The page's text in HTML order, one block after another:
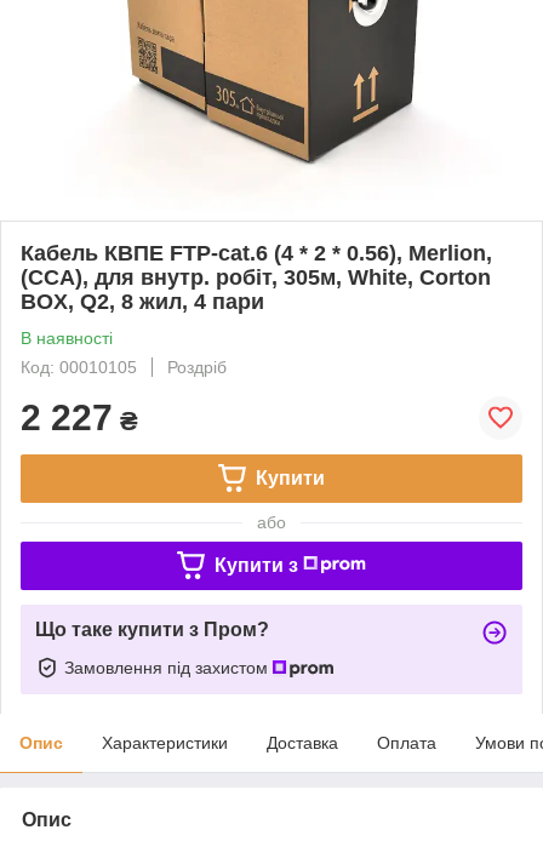
Кабель КВПЕ FTP-cat.6 (4 * 2 * 0.56), Merlion,
(CCA), для внутр. робіт, 305м, White, Corton
BOX, Q2, 8 жил, 4 пари
В наявності
Код: 00010105
Роздріб
2 227 ₴
Купити
або
Купити з
Що таке купити з Пром?
Замовлення під захистом
Опис Характеристики Доставка Оплата Умови
Опис